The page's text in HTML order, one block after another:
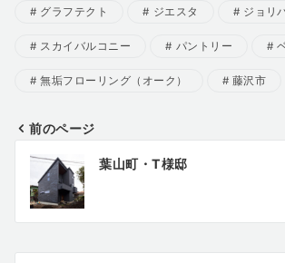
グラフテクト ジエスタ ジョリ
スカイバルコニー パントリー
無垢フローリング（オーク） 藤沢市
投
ナ
ビ
ゲ
前のページ
葉山町・T様邸